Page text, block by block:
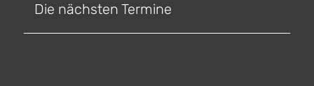
Die nächsten Termine